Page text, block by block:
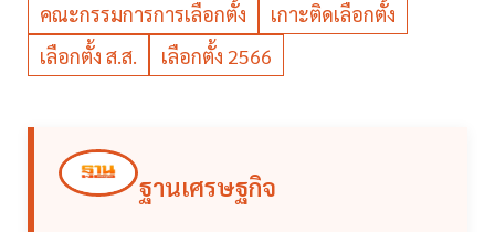
คณะกรรมการการเลือกตั้ง
เกาะติดเลือกตั้ง
เลือกตั้ง ส.ส.
เลือกตั้ง 2566
ฐานเศรษฐกิจ